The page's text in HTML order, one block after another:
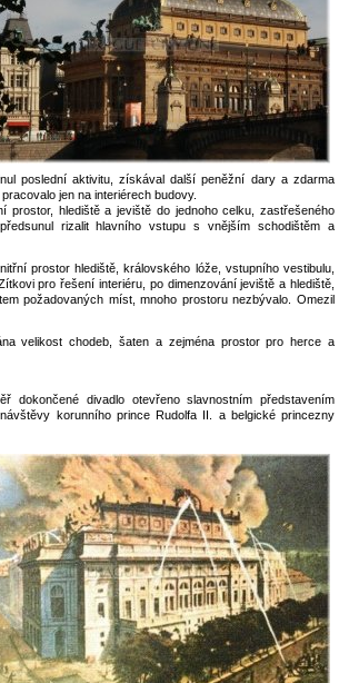
poslední aktivitu, získával další peněžní dary a zdarma
jen na interiérech budovy.
prostor, hlediště a jeviště do jednoho celku, zastřešeného
rizalit hlavního vstupu s vnějším schodištěm a
prostor hlediště, královského lóže, vstupního vestibulu,
pro řešení interiéru, po dimenzování jeviště a hlediště,
požadovaných míst, mnoho prostoru nezbývalo. Omezil
velikost chodeb, šaten a zejména prostor pro herce a
dokončené divadlo otevřeno slavnostním představením
korunního prince Rudolfa II. a belgické princezny